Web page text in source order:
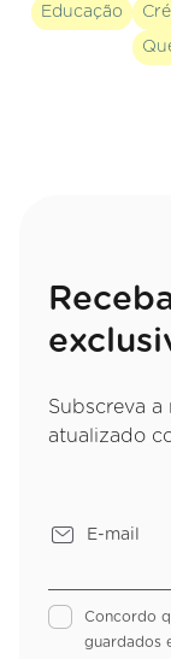
Educação
Subscreva a
atualizado
Concordo
guardados